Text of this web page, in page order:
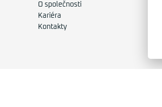
O společnosti
Kariéra
Kontakty